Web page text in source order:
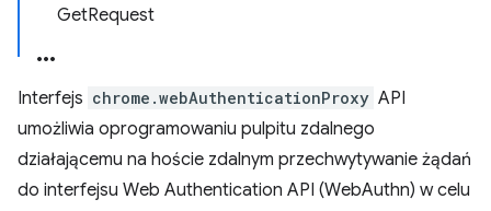
GetRequest
Interfejs chrome.webAuthenticationProxy API
umożliwia oprogramowaniu pulpitu zdalnego
działającemu na hoście zdalnym przechwytywanie żądań
do interfejsu Web Authentication API (WebAuthn) w celu